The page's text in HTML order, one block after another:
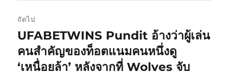
ถัดไป
เรื่อง
ต่อ
ไป:
UFABETWINS Pundit อ้างว่าผู้เล่น
คนสำคัญของท็อตแนมคนหนึ่งดู
‘เหนื่อยล้า’ หลังจากที่ Wolves จับ